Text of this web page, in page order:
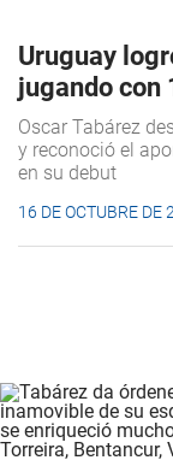
Uruguay
jugando con
Oscar Tabárez
y reconoció el
en su debut
16 DE OCTUBRE DE